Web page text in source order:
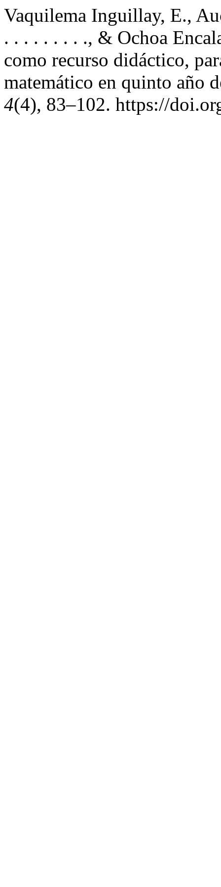
Vaquilema Inguillay, E.,
. . . . . . . . ., & Ochoa
como recurso didáctico,
matemático en quinto año
4(4), 83–102. https://